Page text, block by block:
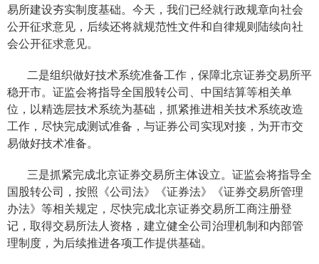
易所建设夯实制度基础。今天，我们已经就行政规章向社会
公开征求意见，后续还将就规范性文件和自律规则陆续向社
会公开征求意见。
二是组织做好技术系统准备工作，保障北京证券交易所平
稳开市。证监会将指导全国股转公司、中国结算等相关单
位， 以精选层技术系统为基础， 抓紧推进相关技术系统改造
工作，尽快完成测试准备，与证券公司实现对接，为开市交
易做好技术准备。
三是抓紧完成北京证券交易所主体设立。证监会将指导全
国股转公司， 按照《公司法》《证券法》《证券交易所管理
办法》等相关规定 ，尽快完成北京证券交易所工商注册登
记，取得交易所法人资格，建立健全公司治理机制和内部管
理制度 ，为后续推进各项工作提供基础。